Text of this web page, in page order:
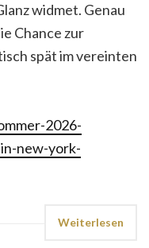
widmet. Genau
Chance zur
spät im vereinten
2026-
new-york-
Weiterlesen